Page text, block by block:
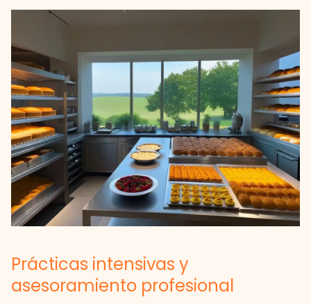
Prácticas intensivas y
asesoramiento profesional